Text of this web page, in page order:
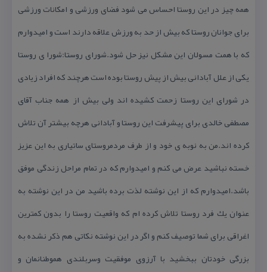
همه چیز در این روستا احساس می شود فضای ورزشی و امكانات ورزشی
برای جوانان روستا كه بیش از حد به ورزش علاقه دارند است و امیدوارم
كه با همت مسولان این مشكل نیز حل شود.شورای روستا:شورا ی روستا
یكی از علل آبادانی بیش از پیش روستا بوده است هرچند كه افراد زیادی
در شورای این روستا زحمت كشیده اند ولی بیش از همه جناب آقای
مصطفی خالدی برای پیشرفت این روستا و آبادانی هرچه بیشتر آن تلاش
كرده اند.من به نوبه ی خود و از طرف مردمروستای ساتیاری به این عزیز
خسته نباشید عرض می كنم و امیدوارم كه در تمام مراحل زندگی موفق
باشد.امیدوارم كه از این نوشته لذت برده باشید من در این نوشته به
عنوان یك فرد روستا تلاش كرده ام كه واقعیت روستا را بدون كمترین
اغراقی برای شما توصیف كنم و اگر در این نوشته نكاتی هم ذكر نشده به
بزرگی خودتان ببخشید با آرزوی موفقیت وسربلندی هموطنانمان و